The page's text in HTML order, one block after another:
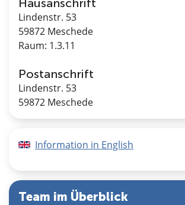
Hausanschrift
Lindenstr. 53
59872 Meschede
Raum: 1.3.11
Postanschrift
Lindenstr. 53
59872 Meschede
Information in English
Team im Überblick